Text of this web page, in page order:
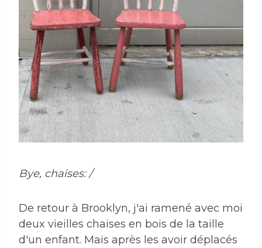
Bye, chaises: /
De retour à Brooklyn, j'ai ramené avec moi
deux vieilles chaises en bois de la taille
d'un enfant. Mais après les avoir déplacés